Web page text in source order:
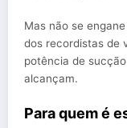
Mas não se
dos recordistas de
potência de
alcançam.
Para quem é